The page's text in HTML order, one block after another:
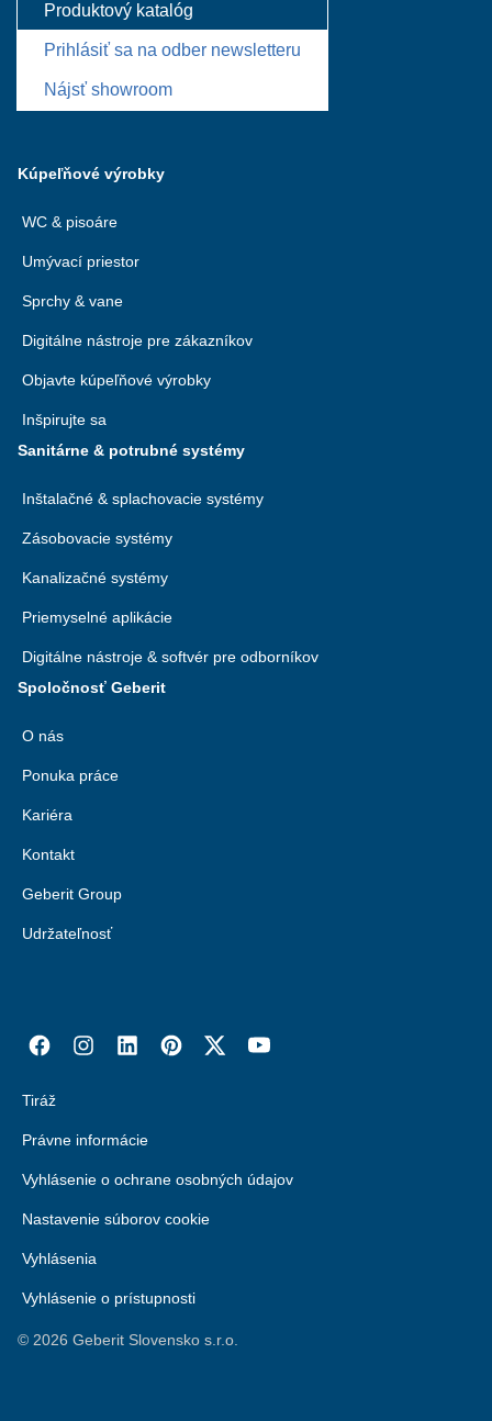
Produktový katalóg
Prihlásiť sa na odber newsletteru
Nájsť showroom
Kúpeľňové výrobky
WC & pisoáre
Umývací priestor
Sprchy & vane
Digitálne nástroje pre zákazníkov
Objavte kúpeľňové výrobky
Inšpirujte sa
Sanitárne & potrubné systémy
Inštalačné & splachovacie systémy
Zásobovacie systémy
Kanalizačné systémy
Priemyselné aplikácie
Digitálne nástroje & softvér pre odborníkov
Spoločnosť Geberit
O nás
Ponuka práce
Kariéra
Kontakt
Geberit Group
Udržateľnosť
Tiráž
Právne informácie
Vyhlásenie o ochrane osobných údajov
Nastavenie súborov cookie
Vyhlásenia
Vyhlásenie o prístupnosti
© 2026 Geberit Slovensko s.r.o.